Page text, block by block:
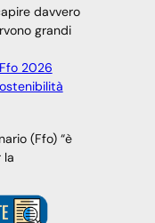
davvero
grandi
2026
(Ffo) “è
la